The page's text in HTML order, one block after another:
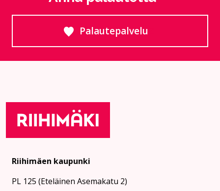
Palautepalvelu
Siirtyy ulkoiselle
Riihimäen kaupunki
PL 125 (Eteläinen Asemakatu 2)